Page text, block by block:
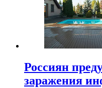
Россиян
заражения